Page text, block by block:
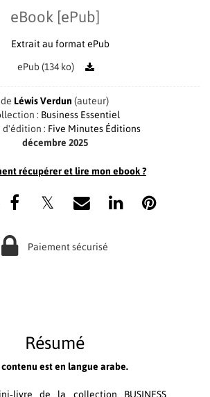
eBook [ePub]
Extrait au format ePub
ePub (134 ko)
de Léwis Verdun (auteur)
: Business Essentiel
d'édition : Five Minutes Éditions
décembre 2025
récupérer et lire mon ebook ?
Paiement sécurisé
Résumé
est en langue arabe.
de la collection BUSINESS